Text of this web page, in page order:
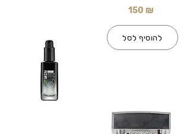
150 ₪
להוסיף לסל